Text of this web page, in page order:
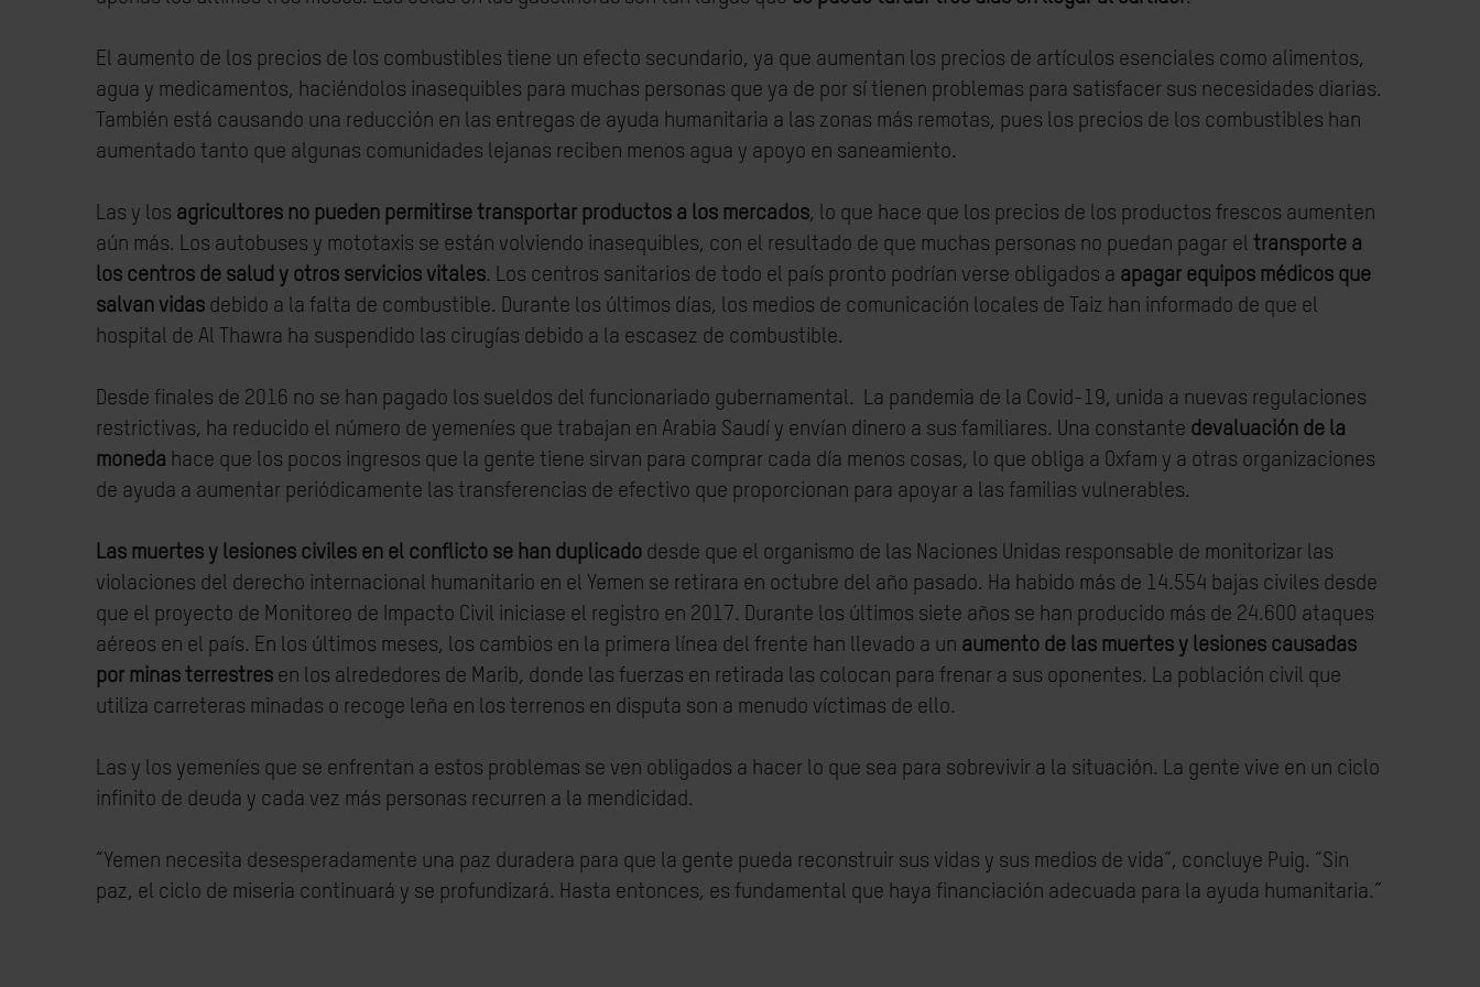
El aumento de los precios de los combustibles tiene un efecto secundario, ya que aumentan los precios de artículos esenciales como alimentos,
agua y medicamentos, haciéndolos inasequibles para muchas personas que ya de por sí tienen problemas para satisfacer sus necesidades diarias.
También está causando una reducción en las entregas de ayuda humanitaria a las zonas más remotas, pues los precios de los combustibles han
aumentado tanto que algunas comunidades lejanas reciben menos agua y apoyo en saneamiento.
Las y los agricultores no pueden permitirse transportar productos a los mercados, lo que hace que los precios de los productos frescos aumenten
aún más. Los autobuses y mototaxis se están volviendo inasequibles, con el resultado de que muchas personas no puedan pagar el transporte a
los centros de salud y otros servicios vitales. Los centros sanitarios de todo el país pronto podrían verse obligados a apagar equipos médicos que
salvan vidas debido a la falta de combustible. Durante los últimos días, los medios de comunicación locales de Taiz han informado de que el
hospital de Al Thawra ha suspendido las cirugías debido a la escasez de combustible.
Desde finales de 2016 no se han pagado los sueldos del funcionariado gubernamental. La pandemia de la Covid-19, unida a nuevas regulaciones
restrictivas, ha reducido el número de yemeníes que trabajan en Arabia Saudí y envían dinero a sus familiares. Una constante devaluación de la
moneda hace que los pocos ingresos que la gente tiene sirvan para comprar cada día menos cosas, lo que obliga a Oxfam y a otras organizaciones
de ayuda a aumentar periódicamente las transferencias de efectivo que proporcionan para apoyar a las familias vulnerables.
Las muertes y lesiones civiles en el conflicto se han duplicado desde que el organismo de las Naciones Unidas responsable de monitorizar las
violaciones del derecho internacional humanitario en el Yemen se retirara en octubre del año pasado. Ha habido más de 14.554 bajas civiles desde
que el proyecto de Monitoreo de Impacto Civil iniciase el registro en 2017. Durante los últimos siete años se han producido más de 24.600 ataques
aéreos en el país. En los últimos meses, los cambios en la primera línea del frente han llevado a un aumento de las muertes y lesiones causadas
por minas terrestres en los alrededores de Marib, donde las fuerzas en retirada las colocan para frenar a sus oponentes. La población civil que
utiliza carreteras minadas o recoge leña en los terrenos en disputa son a menudo víctimas de ello.
Las y los yemeníes que se enfrentan a estos problemas se ven obligados a hacer lo que sea para sobrevivir a la situación. La gente vive en un ciclo
infinito de deuda y cada vez más personas recurren a la mendicidad.
“Yemen necesita desesperadamente una paz duradera para que la gente pueda reconstruir sus vidas y sus medios de vida”, concluye Puig. “Sin
paz, el ciclo de miseria continuará y se profundizará. Hasta entonces, es fundamental que haya financiación adecuada para la ayuda humanitaria.”